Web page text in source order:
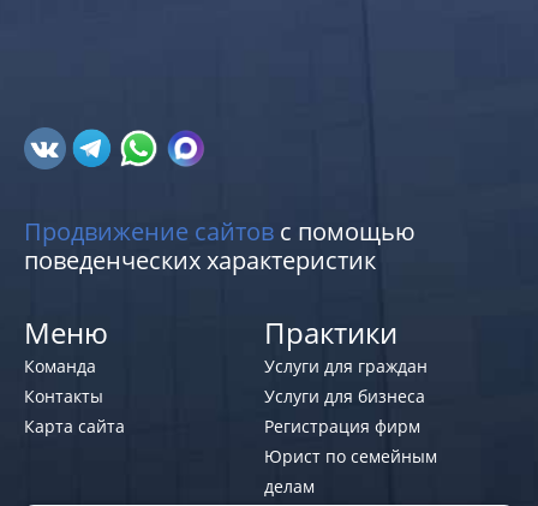
Продвижение сайтов с помощью
поведенческих характеристик
Меню
Команда
Контакты
Карта сайта
Практики
Услуги для граждан
Услуги для бизнеса
Регистрация фирм
Юрист по семейным
делам